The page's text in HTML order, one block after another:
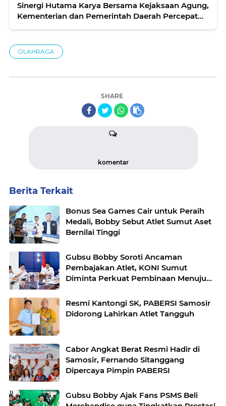
Sinergi Hutama Karya Bersama Kejaksaan Agung,
Kementerian dan Pemerintah Daerah Percepat
OLAHRAGA
SHARE
komentar
Berita Terkait
Bonus Sea Games Cair untuk Peraih
Medali, Bobby Sebut Atlet Sumut Aset
Bernilai Tinggi
Gubsu Bobby Soroti Ancaman
Pembajakan Atlet, KONI Sumut
Diminta Perkuat Pembinaan Menuju
Resmi Kantongi SK, PABERSI Samosir
Didorong Lahirkan Atlet Tangguh
Cabor Angkat Berat Resmi Hadir di
Samosir, Fernando Sitanggang
Dipercaya Pimpin PABERSI
Gubsu Bobby Ajak Fans PSMS Beli